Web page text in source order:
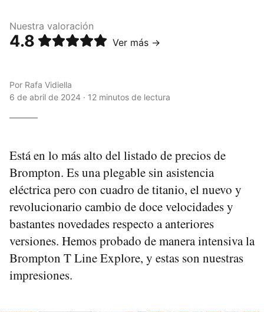
Nuestra valoración
4.8 Ver más →
Por Rafa Vidiella
6 de abril de 2024 · 12 minutos de lectura
Está en lo más alto del listado de precios de
Brompton. Es una plegable sin asistencia
eléctrica pero con cuadro de titanio, el nuevo y
revolucionario cambio de doce velocidades y
bastantes novedades respecto a anteriores
versiones. Hemos probado de manera intensiva la
Brompton T Line Explore, y estas son nuestras
impresiones.